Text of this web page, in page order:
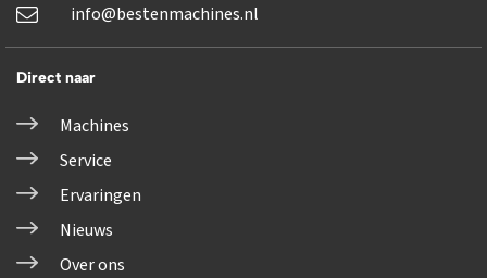
info@bestenmachines.nl
Direct naar
Machines
Service
Ervaringen
Nieuws
Over ons